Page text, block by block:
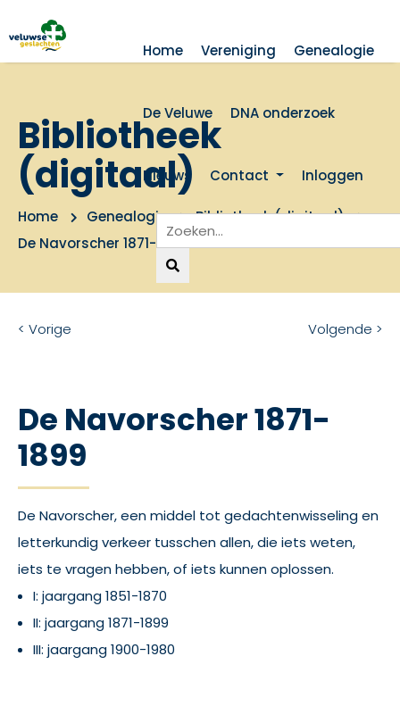
Home Vereniging Genealogie
De Veluwe DNA onderzoek
Nieuws Contact Inloggen
Bibliotheek
(digitaal)
Home Genealogie
Bibliotheek (digitaal)
De Navorscher 1871-1899
< Vorige Volgende >
De Navorscher 1871-
1899
De Navorscher, een middel tot gedachtenwisseling en
letterkundig verkeer tusschen allen, die iets weten,
iets te vragen hebben, of iets kunnen oplossen.
I: jaargang 1851-1870
II: jaargang 1871-1899
III: jaargang 1900-1980